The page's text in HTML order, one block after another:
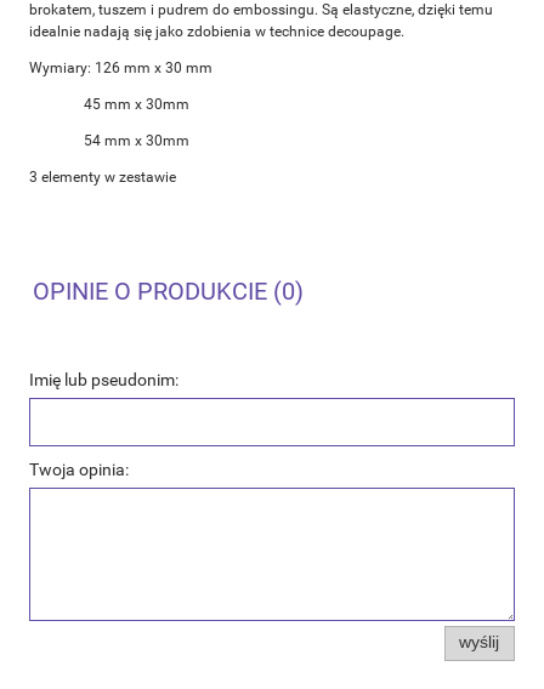
brokatem, tuszem i pudrem do embossingu. Są elastyczne, dzięki temu
idealnie nadają się jako zdobienia w technice decoupage.
Wymiary: 126 mm x 30 mm
45 mm x 30mm
54 mm x 30mm
3 elementy w zestawie
OPINIE O PRODUKCIE (0)
Imię lub pseudonim:
Twoja opinia:
wyślij